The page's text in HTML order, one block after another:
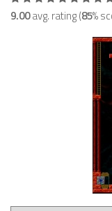
9.00avg. rating (85%